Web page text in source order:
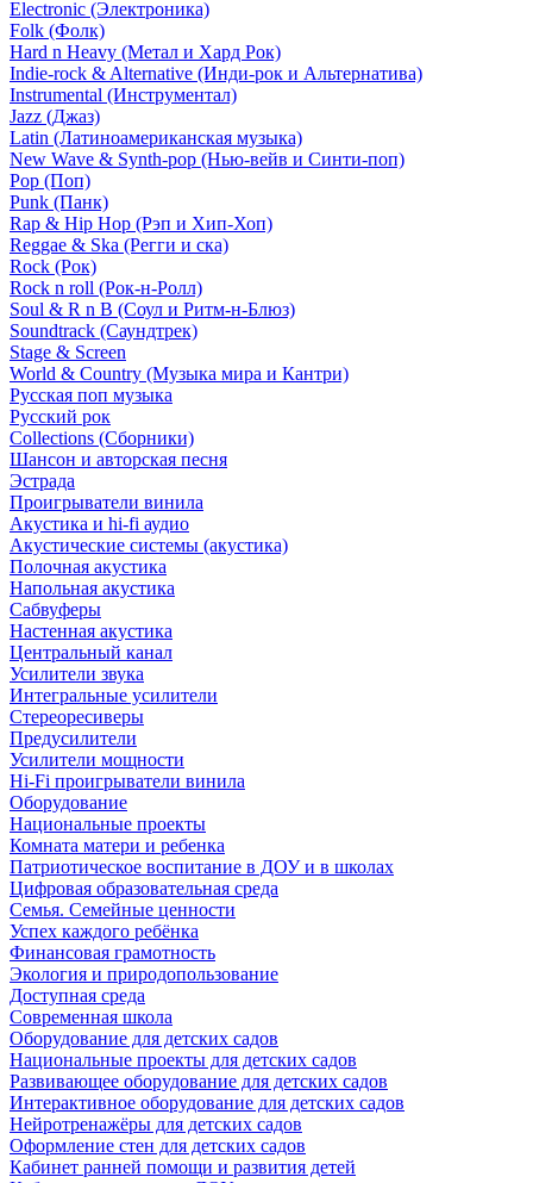
Electronic (Электроника)
Folk (Фолк)
Hard n Heavy (Метал и Хард Рок)
Indie-rock & Alternative (Инди-рок и Альтернатива)
Instrumental (Инструментал)
Jazz (Джаз)
Latin (Латиноамериканская музыка)
New Wave & Synth-pop (Нью-вейв и Синти-поп)
Pop (Поп)
Punk (Панк)
Rap & Hip Hop (Рэп и Хип-Хоп)
Reggae & Ska (Регги и ска)
Rock (Рок)
Rock n roll (Рок-н-Ролл)
Soul & R n B (Соул и Ритм-н-Блюз)
Soundtrack (Саундтрек)
Stage & Screen
World & Country (Музыка мира и Кантри)
Русская поп музыка
Русский рок
Сollections (Сборники)
Шансон и авторская песня
Эстрада
Проигрыватели винила
Акустика и hi-fi аудио
Акустические системы (акустика)
Полочная акустика
Напольная акустика
Сабвуферы
Настенная акустика
Центральный канал
Усилители звука
Интегральные усилители
Стереоресиверы
Предусилители
Усилители мощности
Hi-Fi проигрыватели винила
Оборудование
Национальные проекты
Комната матери и ребенка
Патриотическое воспитание в ДОУ и в школах
Цифровая образовательная среда
Семья. Семейные ценности
Успех каждого ребёнка
Финансовая грамотность
Экология и природопользование
Доступная среда
Современная школа
Оборудование для детских садов
Национальные проекты для детских садов
Развивающее оборудование для детских садов
Интерактивное оборудование для детских садов
Нейротренажёры для детских садов
Оформление стен для детских садов
Кабинет ранней помощи и развития детей